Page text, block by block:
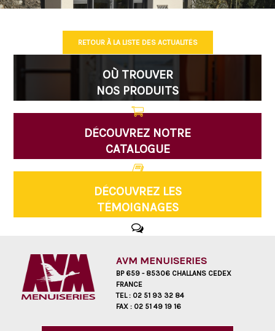
RETOUR À LA LISTE DES ACTUALITÉS
OÙ TROUVER
NOS PRODUITS
DÉCOUVREZ NOTRE
CATALOGUE
DÉCOUVREZ LES
TÉMOIGNAGES
AVM MENUISERIES
BP 659 - 85306 CHALLANS CEDEX
FRANCE
TEL : 02 51 93 32 84
FAX : 02 51 49 19 16